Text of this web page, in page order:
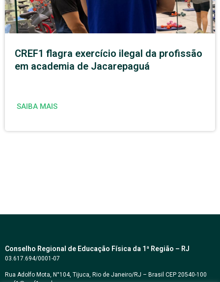
CREF1 flagra exercício ilegal da profissão
em academia de Jacarepaguá
SAIBA MAIS
Conselho Regional de Educação Física da 1ª Região – RJ
03.617.694/0001-07
Rua Adolfo Mota, N°104, Tijuca, Rio de Janeiro/RJ – Brasil CEP 20540-100